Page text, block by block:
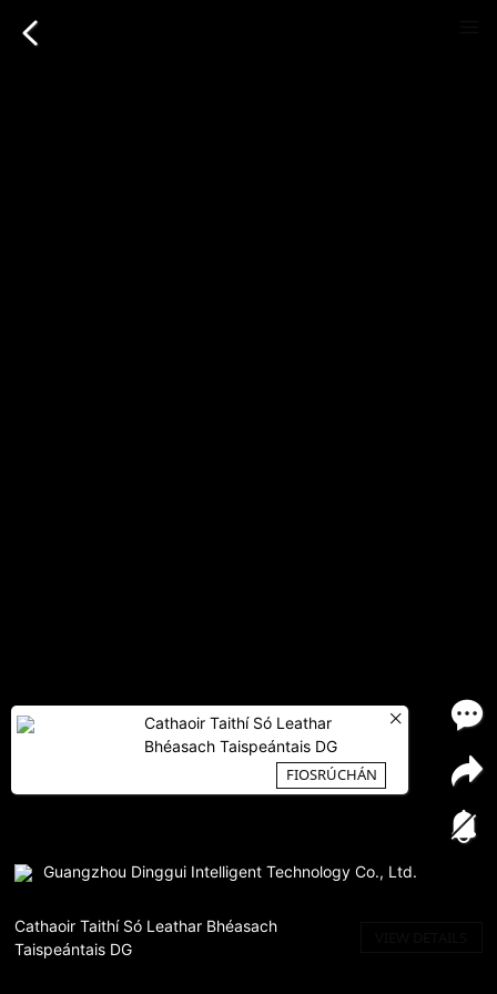
Guangzhou Dinggui Intelligent Technology Co., Ltd.
Cathaoir Taithí Só Leathar Bhéasach
Taispeántais DG
Cathaoir Taithí Só Leathar
Bhéasach Taispeántais DG
FIOSRÚCHÁN